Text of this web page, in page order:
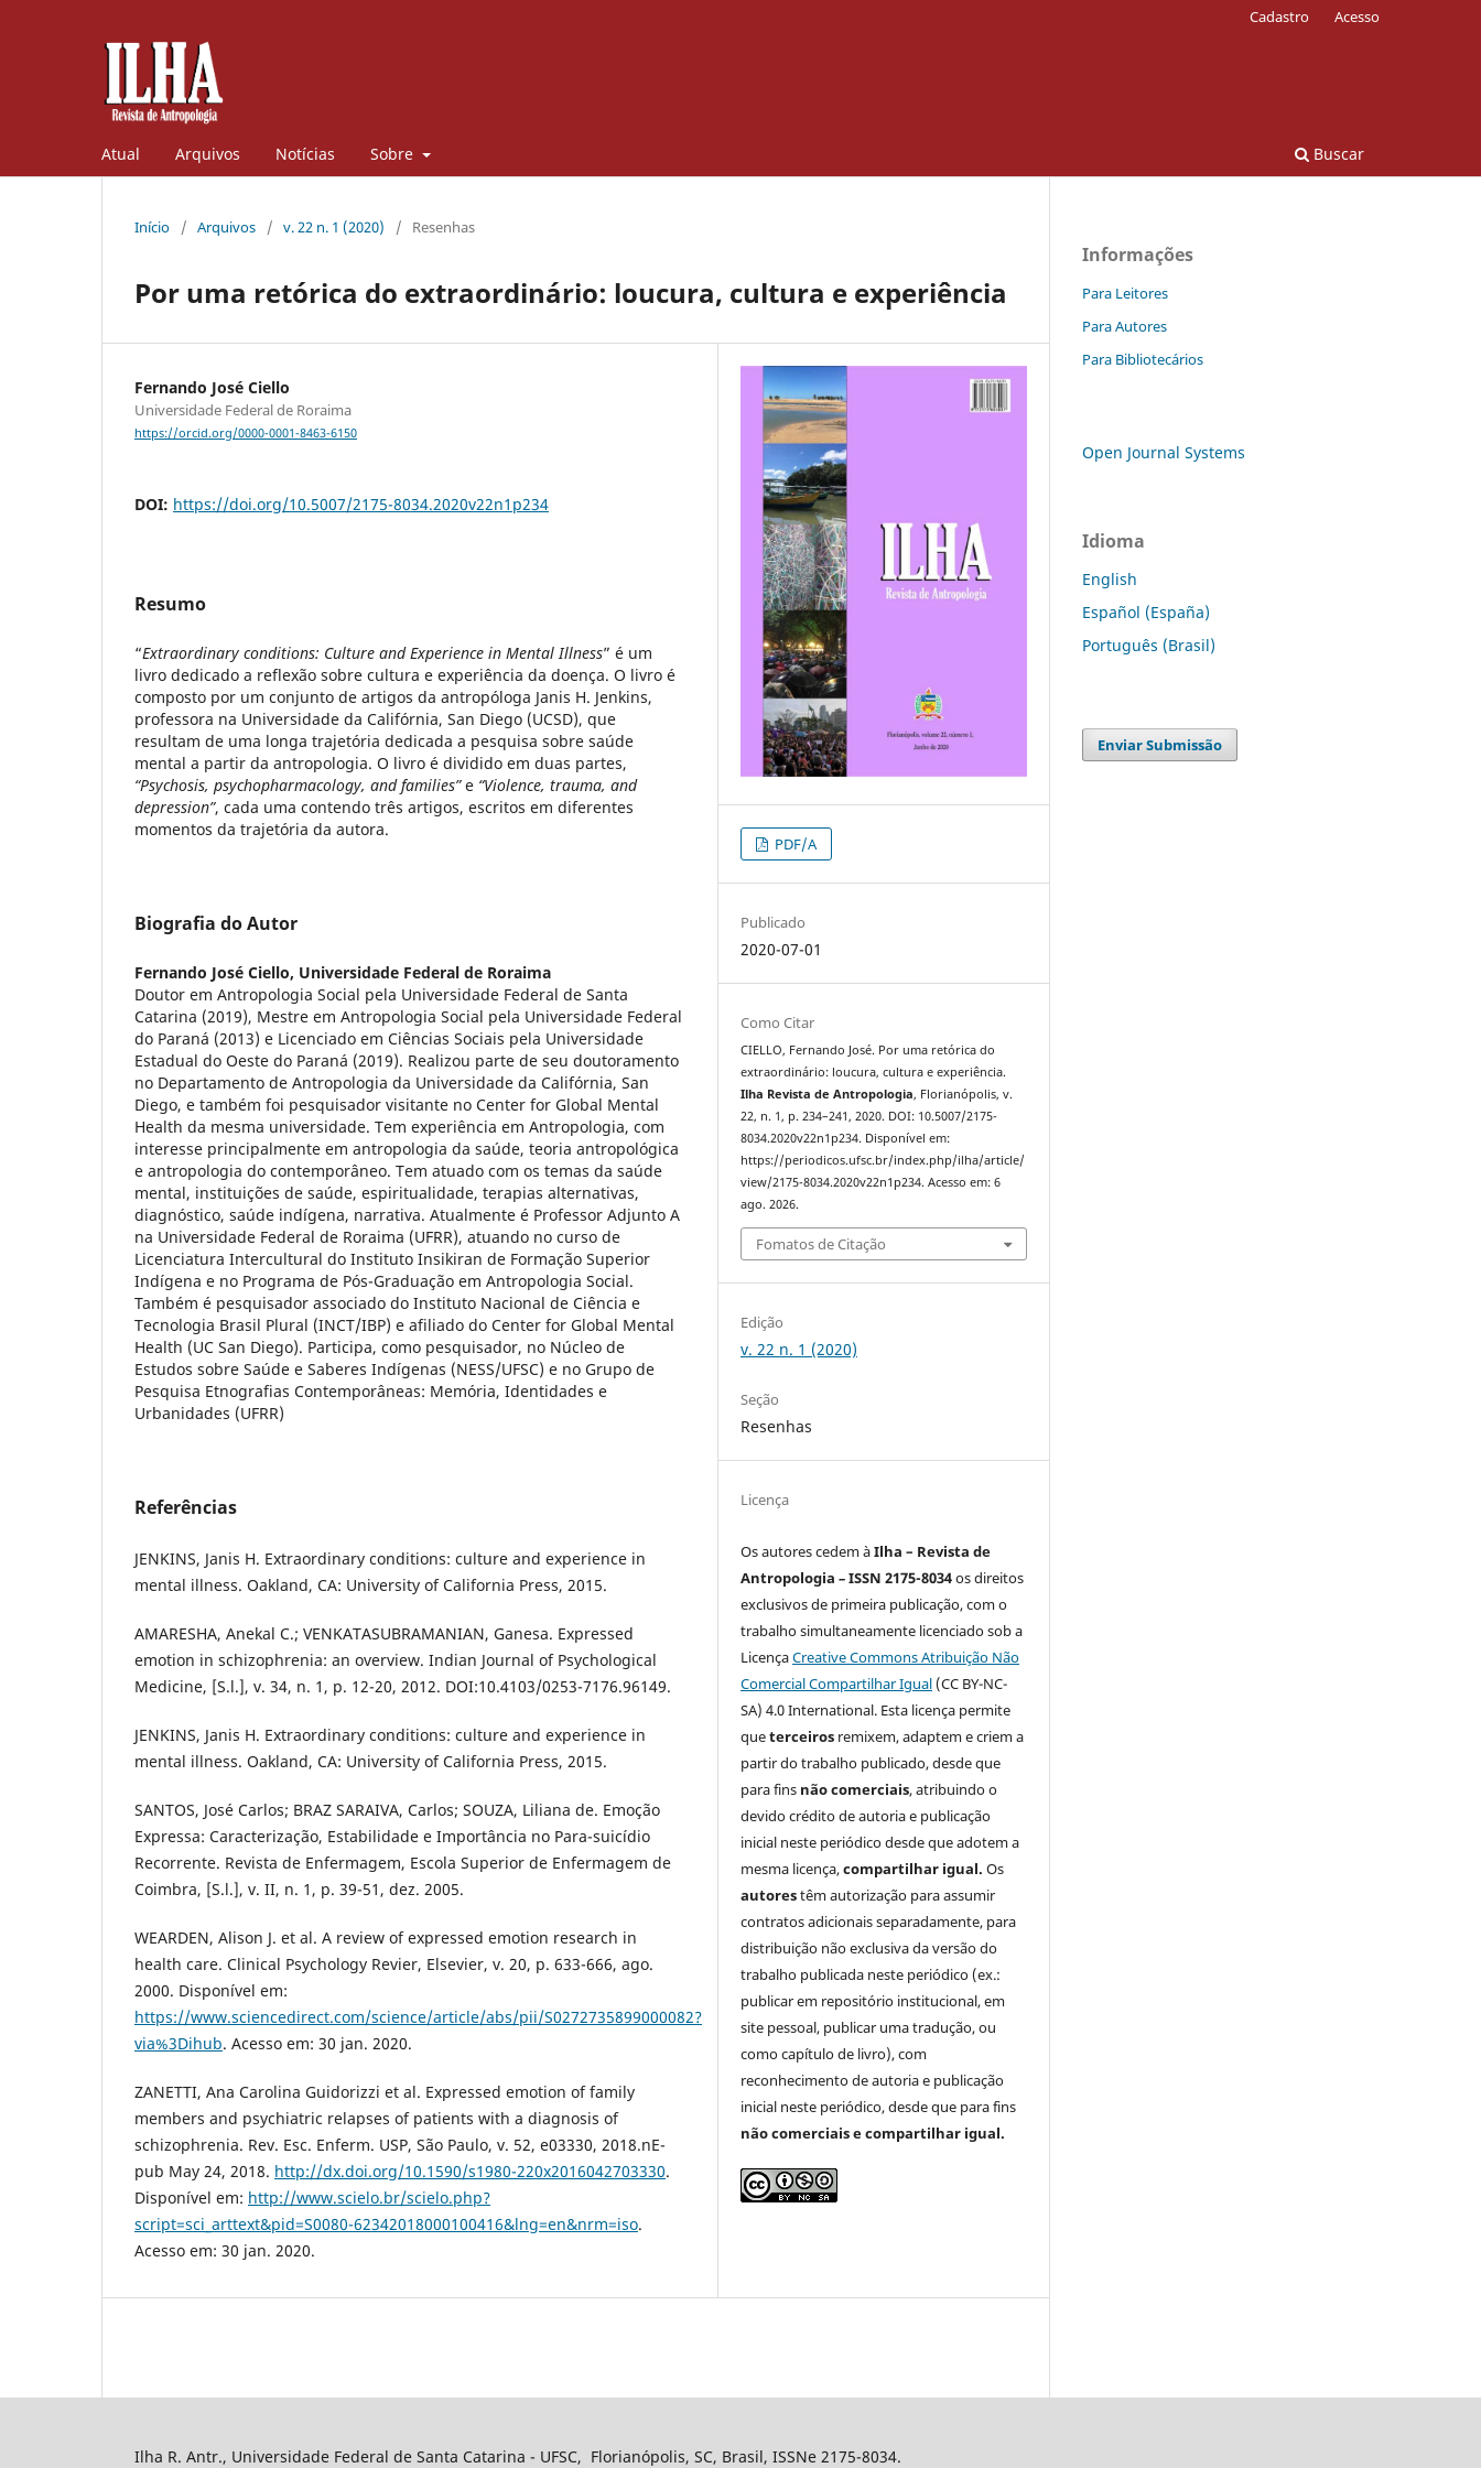
Atual Arquivos Notícias Sobre Buscar
Cadastro Acesso
Início / Arquivos / v. 22 n. 1 (2020) / Resenhas
Por uma retórica do extraordinário: loucura, cultura e experiência
Fernando José Ciello
Universidade Federal de Roraima
https://orcid.org/0000-0001-8463-6150
DOI: https://doi.org/10.5007/2175-8034.2020v22n1p234
Resumo
“Extraordinary conditions: Culture and Experience in Mental Illness” é um
livro dedicado a reflexão sobre cultura e experiência da doença. O livro é
composto por um conjunto de artigos da antropóloga Janis H. Jenkins,
professora na Universidade da Califórnia, San Diego (UCSD), que
resultam de uma longa trajetória dedicada a pesquisa sobre saúde
mental a partir da antropologia. O livro é dividido em duas partes,
“Psychosis, psychopharmacology, and families”e “Violence, trauma, and
depression”, cada uma contendo três artigos, escritos em diferentes
momentos da trajetória da autora.
Biografia do Autor
Fernando José Ciello, Universidade Federal de Roraima
Doutor em Antropologia Social pela Universidade Federal de Santa
Catarina (2019), Mestre em Antropologia Social pela Universidade Federal
do Paraná (2013) e Licenciado em Ciências Sociais pela Universidade
Estadual do Oeste do Paraná (2019). Realizou parte de seu doutoramento
no Departamento de Antropologia da Universidade da Califórnia, San
Diego, e também foi pesquisador visitante no Center for Global Mental
Health da mesma universidade. Tem experiência em Antropologia, com
interesse principalmente em antropologia da saúde, teoria antropológica
e antropologia do contemporâneo. Tem atuado com os temas da saúde
mental, instituições de saúde, espiritualidade, terapias alternativas,
diagnóstico, saúde indígena, narrativa. Atualmente é Professor Adjunto A
na Universidade Federal de Roraima (UFRR), atuando no curso de
Licenciatura Intercultural do Instituto Insikiran de Formação Superior
Indígena e no Programa de Pós-Graduação em Antropologia Social.
Também é pesquisador associado do Instituto Nacional de Ciência e
Tecnologia Brasil Plural (INCT/IBP) e afiliado do Center for Global Mental
Health (UC San Diego). Participa, como pesquisador, no Núcleo de
Estudos sobre Saúde e Saberes Indígenas (NESS/UFSC) e no Grupo de
Pesquisa Etnografias Contemporâneas: Memória, Identidades e
Urbanidades (UFRR)
Referências
JENKINS, Janis H. Extraordinary conditions: culture and experience in
mental illness. Oakland, CA: University of California Press, 2015.
AMARESHA, Anekal C.; VENKATASUBRAMANIAN, Ganesa. Expressed
emotion in schizophrenia: an overview. Indian Journal of Psychological
Medicine, [S.l.], v. 34, n. 1, p. 12-20, 2012. DOI:10.4103/0253-7176.96149.
JENKINS, Janis H. Extraordinary conditions: culture and experience in
mental illness. Oakland, CA: University of California Press, 2015.
SANTOS, José Carlos; BRAZ SARAIVA, Carlos; SOUZA, Liliana de. Emoção
Expressa: Caracterização, Estabilidade e Importância no Para-suicídio
Recorrente. Revista de Enfermagem, Escola Superior de Enfermagem de
Coimbra, [S.l.], v. II, n. 1, p. 39-51, dez. 2005.
WEARDEN, Alison J. et al. A review of expressed emotion research in
health care. Clinical Psychology Revier, Elsevier, v. 20, p. 633-666, ago.
2000. Disponível em:
https://www.sciencedirect.com/science/article/abs/pii/S0272735899000082?
via%3Dihub. Acesso em: 30 jan. 2020.
ZANETTI, Ana Carolina Guidorizzi et al. Expressed emotion of family
members and psychiatric relapses of patients with a diagnosis of
schizophrenia. Rev. Esc. Enferm. USP, São Paulo, v. 52, e03330, 2018.nE-
pub May 24, 2018. http://dx.doi.org/10.1590/s1980-220x2016042703330.
Disponível em: http://www.scielo.br/scielo.php?
script=sci_arttext&pid=S0080-62342018000100416&lng=en&nrm=iso.
Acesso em: 30 jan. 2020.
PDF/A
Publicado
2020-07-01
Como Citar
CIELLO, Fernando José. Por uma retórica do
extraordinário: loucura, cultura e experiência.
Ilha Revista de Antropologia, Florianópolis, v.
22, n. 1, p. 234–241, 2020. DOI: 10.5007/2175-
8034.2020v22n1p234. Disponível em:
https://periodicos.ufsc.br/index.php/ilha/article/
view/2175-8034.2020v22n1p234. Acesso em: 6
ago. 2026.
Fomatos de Citação
Edição
v. 22 n. 1 (2020)
Seção
Resenhas
Licença
Os autores cedem àIlha – Revista de
Antropologia –ISSN 2175-8034os direitos
exclusivos de primeira publicação, com o
trabalho simultaneamente licenciado sob a
LicençaCreative Commons Atribuição Não
Comercial Compartilhar Igual (CC BY-NC-
SA) 4.0 International. Esta licença permite
queterceiros remixem, adaptem e criem a
partir do trabalho publicado, desde que
para fins não comerciais, atribuindo o
devido crédito de autoria e publicação
inicial neste periódico desde que adotem a
mesma licença,compartilhar igual.Os
autorestêm autorização para assumir
contratos adicionais separadamente, para
distribuição não exclusiva da versão do
trabalho publicada neste periódico (ex.:
publicar em repositório institucional, em
site pessoal, publicar uma tradução, ou
como capítulo de livro), com
reconhecimento de autoria e publicação
inicial neste periódico, desde que para fins
não comerciais e compartilhar igual.
Informações
Para Leitores
Para Autores
Para Bibliotecários
Open Journal Systems
Idioma
English
Español (España)
Português (Brasil)
Enviar Submissão
Ilha R. Antr., Universidade Federal de Santa Catarina - UFSC, Florianópolis, SC, Brasil, ISSNe 2175-8034.